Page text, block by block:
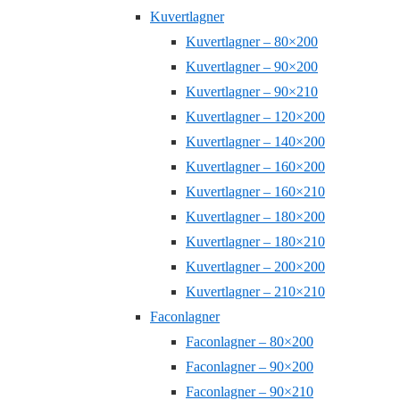
Kuvertlagner
Kuvertlagner – 80×200
Kuvertlagner – 90×200
Kuvertlagner – 90×210
Kuvertlagner – 120×200
Kuvertlagner – 140×200
Kuvertlagner – 160×200
Kuvertlagner – 160×210
Kuvertlagner – 180×200
Kuvertlagner – 180×210
Kuvertlagner – 200×200
Kuvertlagner – 210×210
Faconlagner
Faconlagner – 80×200
Faconlagner – 90×200
Faconlagner – 90×210